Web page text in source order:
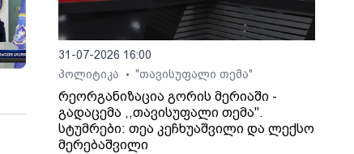
31-07-2026 16:00
პოლიტიკა
• "თავისუფალი თემა"
რეორგანიზაცია გორის მერიაში -
გადაცემა ,,თავისუფალი თემა".
სტუმრები: თეა კეჩხუაშვილი და ლექსო
მერებაშვილი